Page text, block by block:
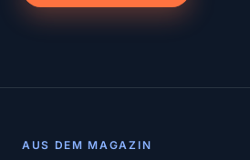
AUS DEM MAGAZIN